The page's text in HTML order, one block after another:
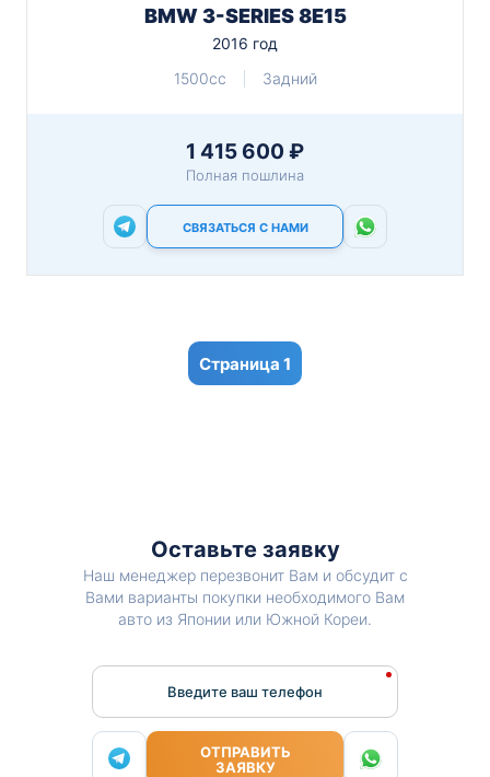
BMW 3-SERIES 8E15
2016 год
1500cc
Задний
1 415 600 ₽
Полная пошлина
СВЯЗАТЬСЯ С НАМИ
1
Оставьте заявку
Наш менеджер перезвонит Вам и обсудит с
Вами варианты покупки необходимого Вам
авто из Японии или Южной Кореи.
Введите ваш телефон
ОТПРАВИТЬ
ЗАЯВКУ